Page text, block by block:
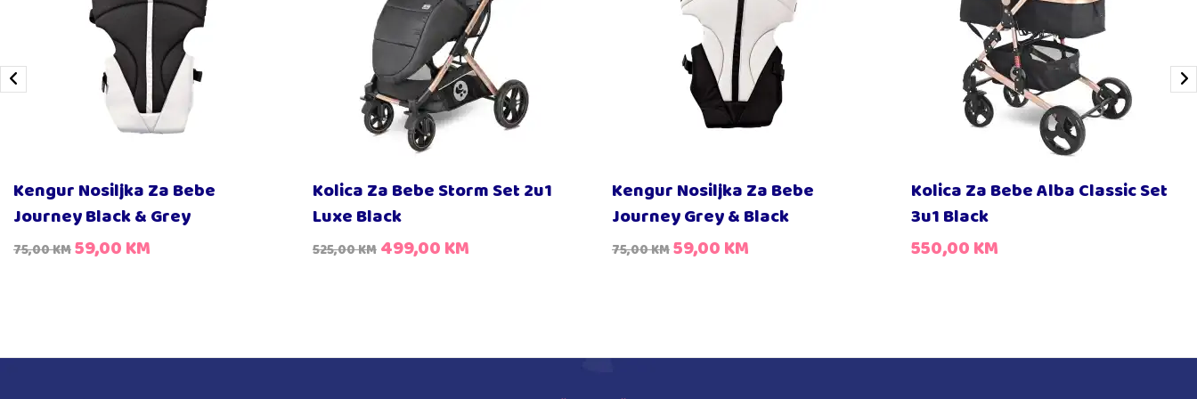
Kengur Nosiljka Za Bebe
Journey Black & Grey
75,00KM59,00KM
Kolica Za Bebe Storm Set 2u1
Luxe Black
525,00KM 499,00KM
Kengur Nosiljka Za Bebe
Journey Grey & Black
75,00KM59,00KM
Kolica Za Bebe Alba Classic Set
3u1 Black
550,00KM